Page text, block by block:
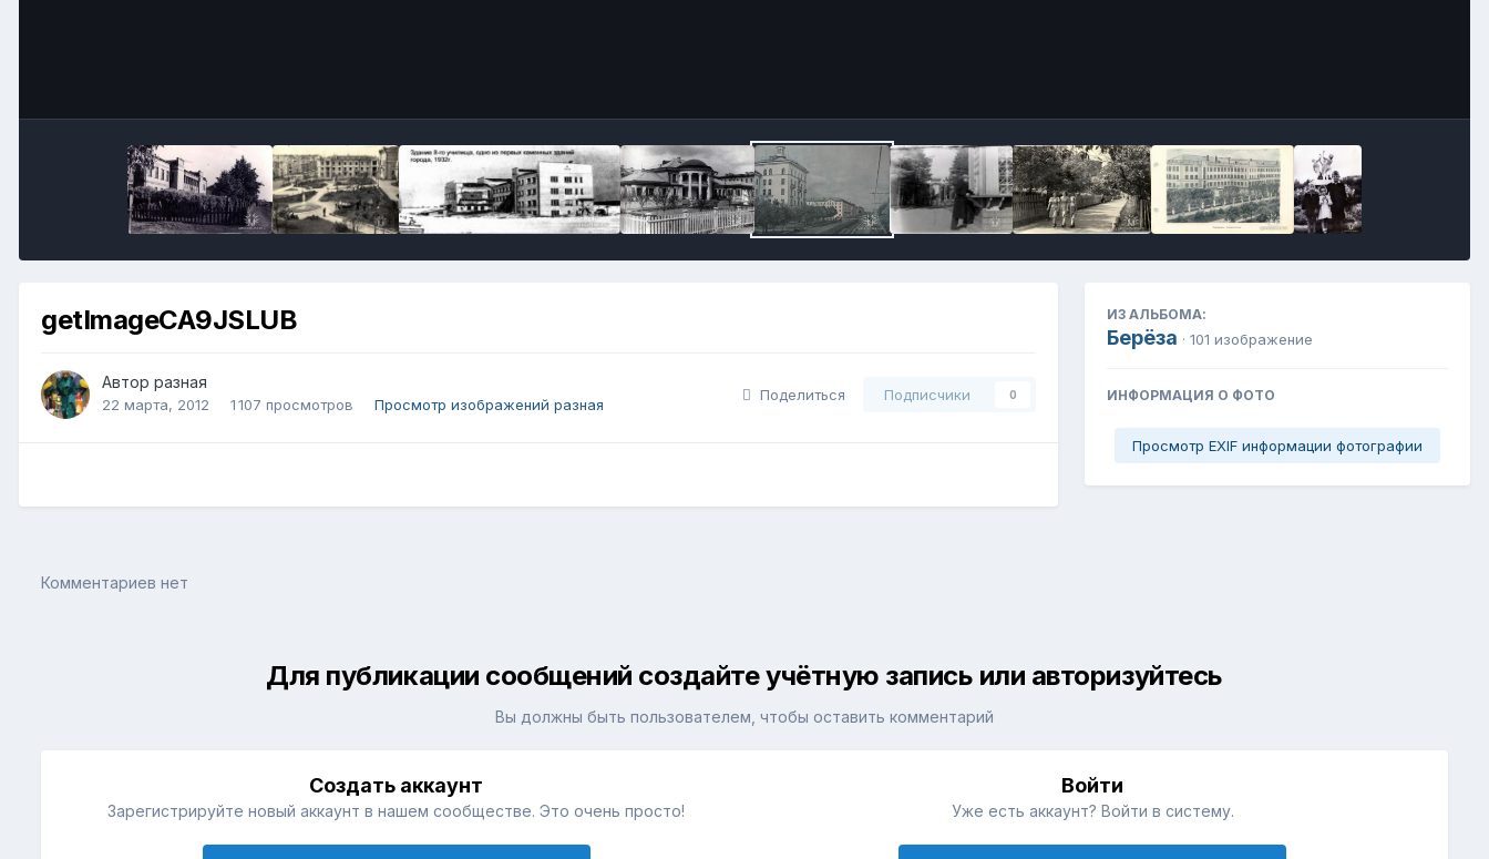
getImageCA9JSLUB
Автор разная
22 марта, 2012 1 107 просмотров Просмотр изображений разная
Поделиться Подписчики 0
ИЗ АЛЬБОМА:
Берёза · 101 изображение
ИНФОРМАЦИЯ О ФОТО
Просмотр EXIF информации фотографии
Комментариев нет
Для публикации сообщений создайте учётную запись или авторизуйтесь
Вы должны быть пользователем, чтобы оставить комментарий
Создать аккаунт
Зарегистрируйте новый аккаунт в нашем сообществе. Это очень просто!
Войти
Уже есть аккаунт? Войти в систему.